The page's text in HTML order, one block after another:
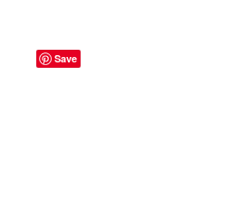
Save